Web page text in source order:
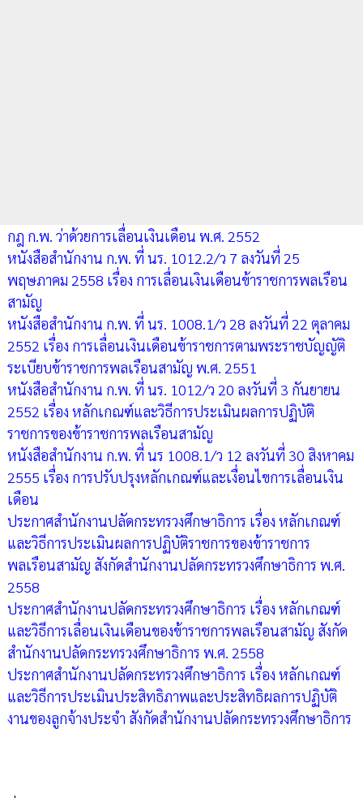
กฎ ก.พ. ว่าด้วยการเลื่อนเงินเดือน พ.ศ. 2552
หนังสือสำนักงาน ก.พ. ที่ นร. 1012.2/ว 7 ลงวันที่ 25
พฤษภาคม 2558 เรื่อง การเลื่อนเงินเดือนข้าราชการพลเรือน
สามัญ
หนังสือสำนักงาน ก.พ. ที่ นร. 1008.1/ว 28 ลงวันที่ 22 ตุลาคม
2552 เรื่อง การเลื่อนเงินเดือนข้าราชการตามพระราชบัญญัติ
ระเบียบข้าราชการพลเรือนสามัญ พ.ศ. 2551
หนังสือสำนักงาน ก.พ. ที่ นร. 1012/ว 20 ลงวันที่ 3 กันยายน
2552 เรื่อง หลักเกณฑ์และวิธีการประเมินผลการปฏิบัติ
ราชการของข้าราชการพลเรือนสามัญ
หนังสือสำนักงาน ก.พ. ที่ นร 1008.1/ว 12 ลงวันที่ 30 สิงหาคม
2555 เรื่อง การปรับปรุงหลักเกณฑ์และเงื่อนไขการเลื่อนเงิน
เดือน
ประกาศสำนักงานปลัดกระทรวงศึกษาธิการ เรื่อง หลักเกณฑ์
และวิธีการประเมินผลการปฏิบัติราชการของข้าราชการ
พลเรือนสามัญ สังกัดสำนักงานปลัดกระทรวงศึกษาธิการ พ.ศ.
2558
ประกาศสำนักงานปลัดกระทรวงศึกษาธิการ เรื่อง หลักเกณฑ์
และวิธีการเลื่อนเงินเดือนของข้าราชการพลเรือนสามัญ สังกัด
สำนักงานปลัดกระทรวงศึกษาธิการ พ.ศ. 2558
ประกาศสำนักงานปลัดกระทรวงศึกษาธิการ เรื่อง หลักเกณฑ์
และวิธีการประเมินประสิทธิภาพและประสิทธิผลการปฏิบัติ
งานของลูกจ้างประจำ สังกัดสำนักงานปลัดกระทรวงศึกษาธิการ